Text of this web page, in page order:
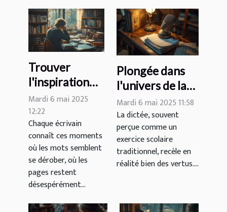
Trouver
l'inspiration
pour écrire :
astuces et
techniques
pour stimuler
sa créativité
Mardi 6 mai 2025
12:22
Chaque écrivain
connaît ces moments
où les mots semblent
se dérober, où les
pages restent
désespérément...
Plongée dans
l'univers de la
dictée : un outil
d'apprentissage
à redécouvrir
Mardi 6 mai 2025 11:58
La dictée, souvent
perçue comme un
exercice scolaire
traditionnel, recèle en
réalité bien des vertus....